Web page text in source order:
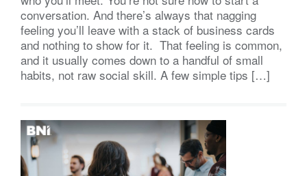
conversation. And there’s always that nagging
feeling you’ll leave with a stack of business cards
and nothing to show for it. That feeling is common,
and it usually comes down to a handful of small
habits, not raw social skill. A few simple tips […]